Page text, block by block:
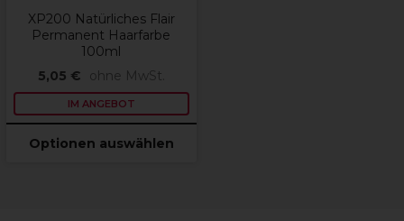
XP200 Natürliches Flair
Permanent Haarfarbe
100ml
5,05 €
ohne MwSt.
IM ANGEBOT
Optionen auswählen